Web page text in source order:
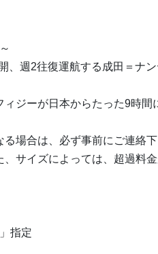
、週2往復運航する成田＝ナ
ィジーが日本からたった9時間
場合は、必ず事前にご連絡
、サイズによっては、超過料
指定